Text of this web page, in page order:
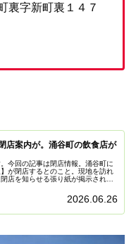
裏字新町裏１４７
店案内が。涌谷町の飲食店が
今回の記事は閉店情報。涌谷町に
が閉店するとのこと。現地を訪れ
店を知らせる張り紙が掲示されて
2026.06.26